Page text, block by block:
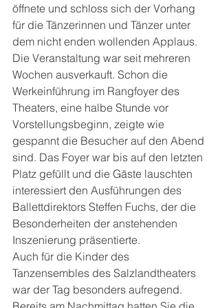
öffnete und schloss sich der Vorhang
für die Tänzerinnen und Tänzer unter
dem nicht enden wollenden Applaus.
Die Veranstaltung war seit mehreren
Wochen ausverkauft. Schon die
Werkeinführung im Rangfoyer des
Theaters, eine halbe Stunde vor
Vorstellungsbeginn, zeigte wie
gespannt die Besucher auf den Abend
sind. Das Foyer war bis auf den letzten
Platz gefüllt und die Gäste lauschten
interessiert den Ausführungen des
Ballettdirektors Steffen Fuchs, der die
Besonderheiten der anstehenden
Inszenierung präsentierte.
Auch für die Kinder des
Tanzensembles des Salzlandtheaters
war der Tag besonders aufregend.